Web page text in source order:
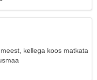
kellega koos matkata